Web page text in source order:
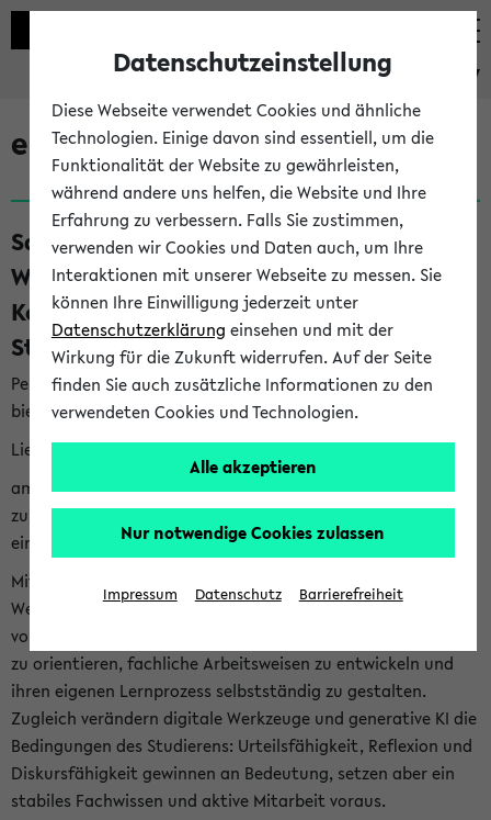
eKVV
eKVV News
Save the Date: BI.teach am 25.11.2026:
Was heißt Studieren heute?
Kompetenzen für ein erfolgreiches
Studium (10.08.26)
Per E-Mail eingestellt von prorektorat.studium-lehre@uni-
bielefeld.de an den Verteiler 'Alle Studierenden':
Liebe Studierende,
am Mittwoch, den 25. November 2026, findet der BI.teach
zum Thema: Was heißt Studieren heute? Kompetenzen für
ein erfolgreiches Studium statt.
Mit dem Beginn des Studiums stellen Sie als Studierende die
Weichen für einen erfolgreichen Karrierestart und stehen
vor der Aufgabe, sich in einem neuen und komplexen Umfeld
zu orientieren, fachliche Arbeitsweisen zu entwickeln und
ihren eigenen Lernprozess selbstständig zu gestalten.
Zugleich verändern digitale Werkzeuge und generative KI die
Bedingungen des Studierens: Urteilsfähigkeit, Reflexion und
Diskursfähigkeit gewinnen an Bedeutung, setzen aber ein
stabiles Fachwissen und aktive Mitarbeit voraus.
Datenschutzeinstellung
Diese Webseite verwendet Cookies und ähnliche
Technologien. Einige davon sind essentiell, um die
Funktionalität der Website zu gewährleisten,
während andere uns helfen, die Website und Ihre
Erfahrung zu verbessern. Falls Sie zustimmen,
verwenden wir Cookies und Daten auch, um Ihre
Interaktionen mit unserer Webseite zu messen. Sie
können Ihre Einwilligung jederzeit unter
Datenschutzerklärung einsehen und mit der
Wirkung für die Zukunft widerrufen. Auf der Seite
finden Sie auch zusätzliche Informationen zu den
verwendeten Cookies und Technologien.
Alle akzeptieren
Nur notwendige Cookies zulassen
Impressum Datenschutz Barrierefreiheit